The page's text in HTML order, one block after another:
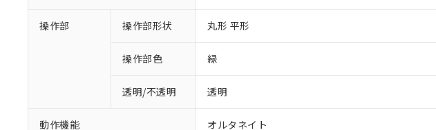
操作部 操作部形状 丸形 平形
操作部色 緑
透明/不透明 透明
動作機能 オルタネイト